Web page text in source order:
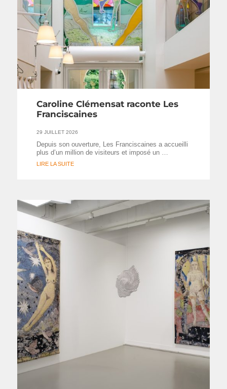
Caroline Clémensat raconte Les
Franciscaines
29 JUILLET 2026
Depuis son ouverture, Les Franciscaines a accueilli
plus d’un million de visiteurs et imposé un …
LIRE LA SUITE